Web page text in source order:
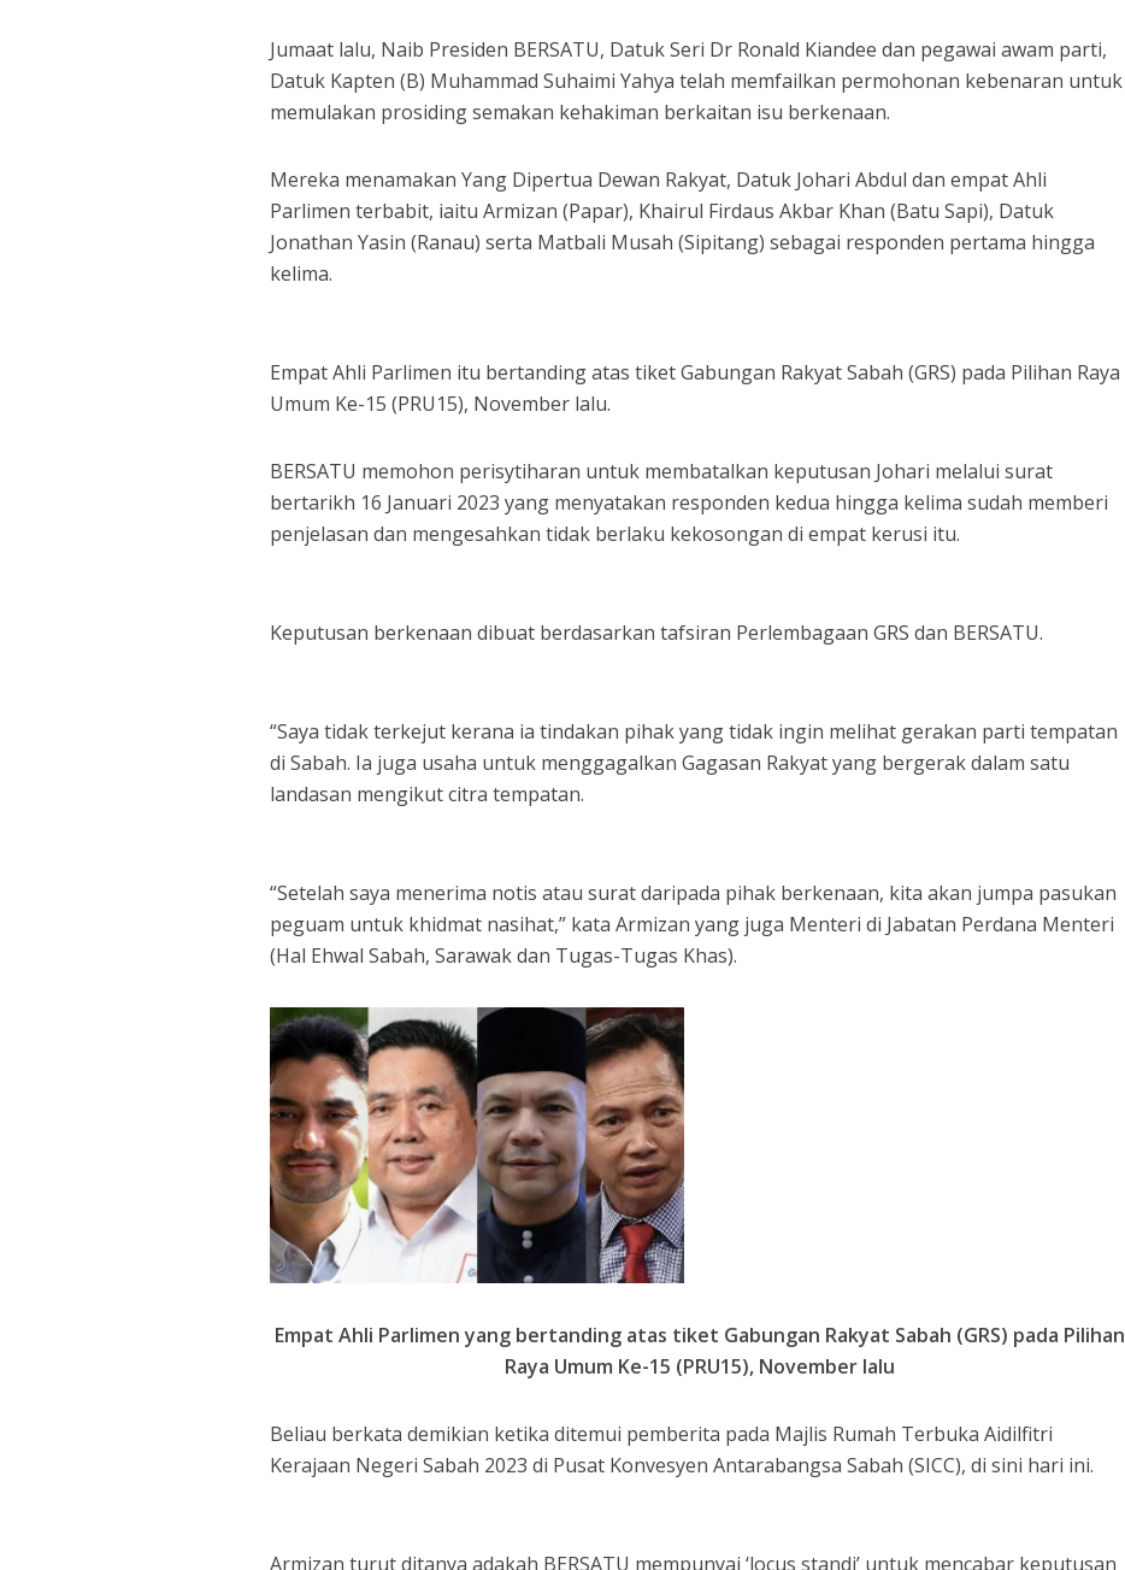
Jumaat lalu, Naib Presiden BERSATU, Datuk Seri Dr Ronald Kiandee dan pegawai awam parti,
Datuk Kapten (B) Muhammad Suhaimi Yahya telah memfailkan permohonan kebenaran untuk
memulakan prosiding semakan kehakiman berkaitan isu berkenaan.
Mereka menamakan Yang Dipertua Dewan Rakyat, Datuk Johari Abdul dan empat Ahli
Parlimen terbabit, iaitu Armizan (Papar), Khairul Firdaus Akbar Khan (Batu Sapi), Datuk
Jonathan Yasin (Ranau) serta Matbali Musah (Sipitang) sebagai responden pertama hingga
kelima.
Empat Ahli Parlimen itu bertanding atas tiket Gabungan Rakyat Sabah (GRS) pada Pilihan Raya
Umum Ke-15 (PRU15), November lalu.
BERSATU memohon perisytiharan untuk membatalkan keputusan Johari melalui surat
bertarikh 16 Januari 2023 yang menyatakan responden kedua hingga kelima sudah memberi
penjelasan dan mengesahkan tidak berlaku kekosongan di empat kerusi itu.
Keputusan berkenaan dibuat berdasarkan tafsiran Perlembagaan GRS dan BERSATU.
“Saya tidak terkejut kerana ia tindakan pihak yang tidak ingin melihat gerakan parti tempatan
di Sabah. Ia juga usaha untuk menggagalkan Gagasan Rakyat yang bergerak dalam satu
landasan mengikut citra tempatan.
“Setelah saya menerima notis atau surat daripada pihak berkenaan, kita akan jumpa pasukan
peguam untuk khidmat nasihat,” kata Armizan yang juga Menteri di Jabatan Perdana Menteri
(Hal Ehwal Sabah, Sarawak dan Tugas-Tugas Khas).
Empat Ahli Parlimen yang bertanding atas tiket Gabungan Rakyat Sabah (GRS) pada Pilihan
Raya Umum Ke-15 (PRU15), November lalu
Beliau berkata demikian ketika ditemui pemberita pada Majlis Rumah Terbuka Aidilfitri
Kerajaan Negeri Sabah 2023 di Pusat Konvesyen Antarabangsa Sabah (SICC), di sini hari ini.
Armizan turut ditanya adakah BERSATU mempunyai ‘locus standi’ untuk mencabar keputusan